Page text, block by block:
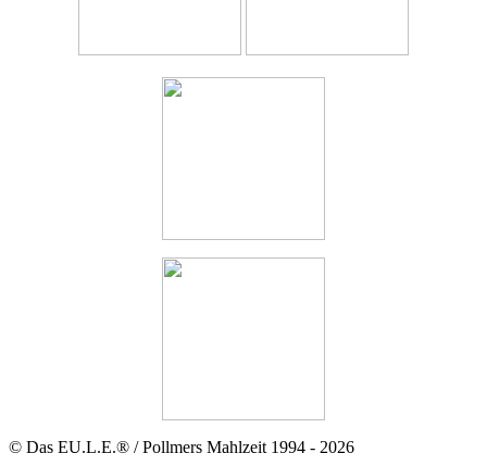
© Das EU.L.E.® / Pollmers Mahlzeit 1994 - 2026